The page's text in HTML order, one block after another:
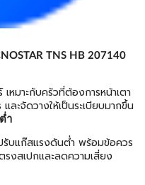
TNS HB 207140
หมาะกับครัวที่ต้องการหน้าเตา
ละจัดวางให้เป็นระเบียบมากขึ้น
ำ
รับแก๊สแรงดันต่ำ พร้อมข้อควร
งสเปกและลดความเสี่ยง